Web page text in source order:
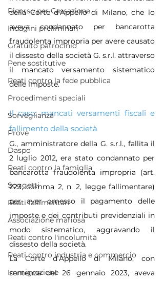
Ricorso per Cassazione
Indagini preliminari
Gratuito patrocinio
Pene sostitutive
Reati contro la fede pubblica
Procedimenti speciali
Sorveglianza
Prove
Daspo
Reati contro la famiglia
Soggetti
Reati fallimentari
Associazione mafiosa
Reati contro l'incolumità
Reati contro industria e commercio
Immigrazione
della Corte d’Appello di Milano, che lo
aveva condannato per bancarotta
fraudolenta impropria per avere causato
il dissesto della società G. s.r.l. attraverso
il mancato versamento sistematico
delle imposte.
Il caso: mancati versamenti fiscali e
fallimento della società
G., amministratore della G. s.r.l., fallita il
2 luglio 2012, era stato condannato per
bancarotta fraudolenta impropria (art.
223, comma 2, n. 2, legge fallimentare)
per aver omesso il pagamento delle
imposte e dei contributi previdenziali in
modo sistematico, aggravando il
dissesto della società.
La Corte d’Appello di Milano, con
sentenza del 26 gennaio 2023, aveva